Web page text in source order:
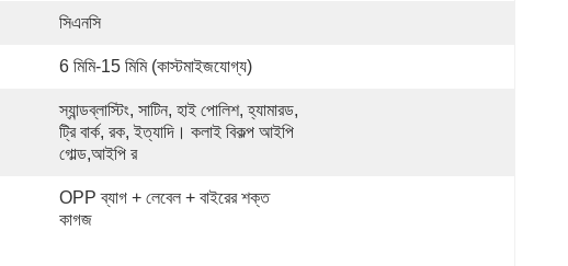
সিএনসি
6 মিমি-15 মিমি (কাস্টমাইজযোগ্য)
স্যান্ডব্লাস্টিং, সাটিন, হাই পোলিশ, হ্যামারড,
ট্রি বার্ক, রক, ইত্যাদি। কলাই বিকল্প আইপি
গোল্ড,আইপি র
OPP ব্যাগ + লেবেল + বাইরের শক্ত
কাগজ